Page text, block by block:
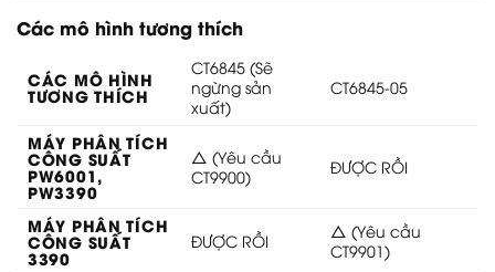
Các mô hình tương thích
CÁC MÔ HÌNH
TƯƠNG THÍCH
CT6845 (Sẽ
ngừng sản
xuất)
CT6845-05
MÁY PHÂN TÍCH
CÔNG SUẤT
PW6001,
PW3390
△ (Yêu cầu
CT9900)
ĐƯỢC RỒI
MÁY PHÂN TÍCH
CÔNG SUẤT
3390
ĐƯỢC RỒI
△ (Yêu cầu
CT9901)